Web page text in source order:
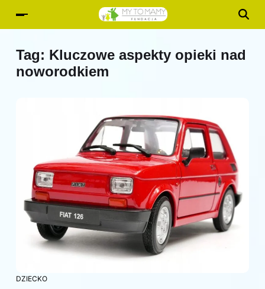
Tag: Kluczowe aspekty opieki nad
noworodkiem
DZIECKO